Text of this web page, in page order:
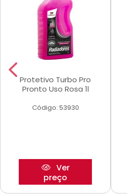
Protetivo Turbo Pro
Pronto Uso Rosa 1l
Código: 53930
Ver
preço